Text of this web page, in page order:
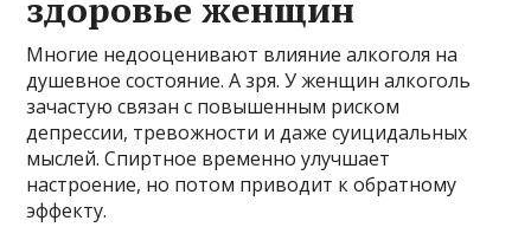
Многие недооценивают влияние алкоголя на
душевное состояние. А зря. У женщин алкоголь
зачастую связан с повышенным риском
депрессии, тревожности и даже суицидальных
мыслей. Спиртное временно улучшает
настроение, но потом приводит к обратному
эффекту.